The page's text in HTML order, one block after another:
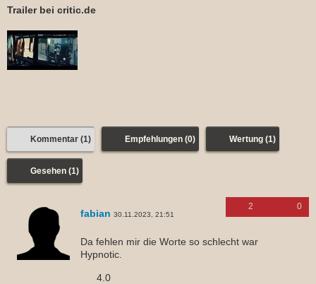
Trailer bei critic.de
Kommentar (1) Empfehlungen (0) Wertung (1)
Gesehen (1)
fabian 30.11.2023, 21:51
Da fehlen mir die Worte so schlecht war
Hypnotic.
4.0
2 0